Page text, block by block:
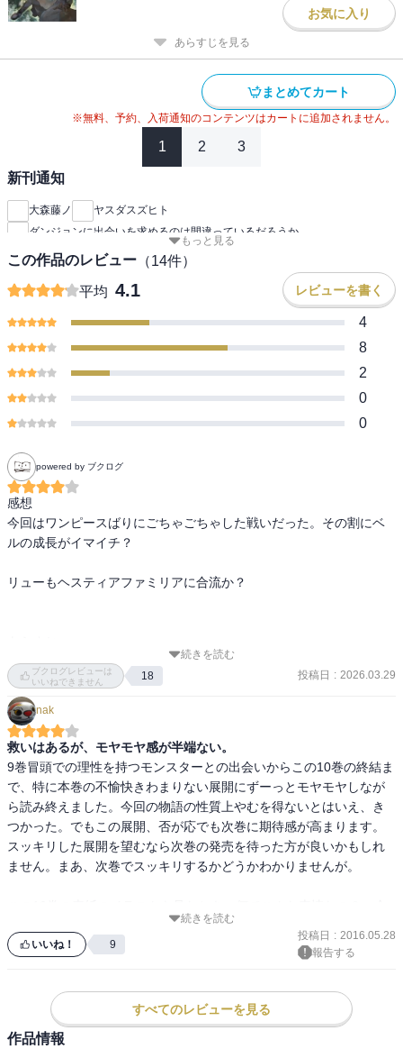
お気に入り
あらすじを見る
まとめてカート
※無料、予約、入荷通知のコンテンツはカートに追加されません。
1 2 3
新刊通知
大森藤ノ
ヤスダスズヒト
ダンジョンに出会いを求めるのは間違っているだろうか
もっと見る
この作品のレビュー （14件）
平均 4.1 レビューを書く
4
8
2
0
0
powered by ブクログ
感想
今回はワンピースばりにごちゃごちゃした戦いだった。その割にベ
ルの成長がイマイチ？
リューもヘスティアファミリアに合流か？
ウィーネたち一向は24階層で新たなホームを探していたが、イケロ
スファミリアのディックスたちに襲われる。ウィーネは捕えられ、
それ以外の仲間は殺される。
ガーゴイルのグロスたちはこれに憤り、18階層の街を襲い、陥落さ
せる。オラリオは混乱に陥る。ウラノスは事情を知るガネーシャフ
ァミリアに強制ミッションを発動する。
18階層に秘密の扉を見つける。異端児たちは、イケロスファミリア
を追いかけてそこへ殺到する。地上ではダイダロス通りに秘密の通
り道の出口があることを見つける。
もそこへ飛び込む。ディックスは、ダイダロスの末裔で、通路は迷
宮に並行するように作成されている途中だった。ディックスは呪い
でモンスター達を狂気に陥れる。ベルはディックスと戦うも、やら
ディックスは、ウィーネから紅石を取り、暴走させる。ウィーネは
地上を目指す。ベルと異端児達はウィーネを追って地上を目指す。
続きを読む
ブクログレビューは
いいねできません
18 投稿日 : 2026.03.29
nak
救いはあるが、モヤモヤ感が半端ない。
9巻冒頭での理性を持つモンスターとの出会いからこの10巻の終結ま
で、特に本巻の不愉快きわまりない展開にずーっとモヤモヤしなが
ら読み終えました。今回の物語の性質上やむを得ないとはいえ、き
つかった。でもこの展開、否が応でも次巻に期待感が高まります。
スッキリした展開を望むなら次巻の発売を待った方が良いかもしれ
ません。まあ、次巻でスッキリするかどうかわかりませんが。
然ベルっぽくないじゃん。とか思ってごめんなさい。
続きを読む
いいね！ 9
投稿日 : 2016.05.28
報告する
すべてのレビューを見る
作品情報